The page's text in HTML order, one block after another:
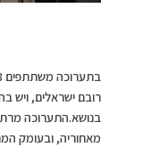
רובם ישראלים, ויש
בנושא.התערוכה
מאחוריה, ובעומק